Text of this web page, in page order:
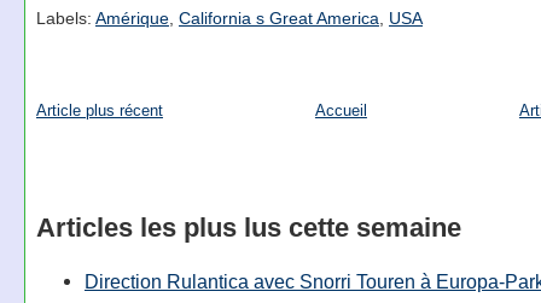
Labels: Amérique, California s Great America USA
Article plus récent Accueil
Articles les plus lus cette semaine
Direction Rulantica avec Snorri Touren à Europa-